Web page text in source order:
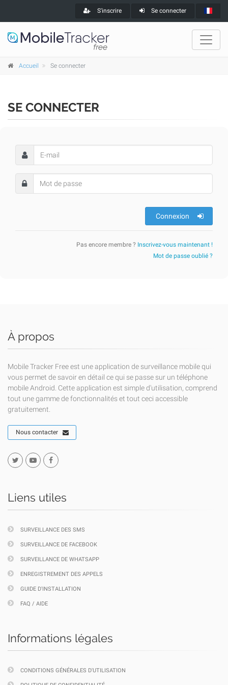
S'inscrire Se connecter
Accueil Se connecter
SE CONNECTER
Connexion
Pas encore membre ? Inscrivez-vous maintenant !
Mot de passe oublié ?
À propos
Mobile Tracker Free est une application de surveillance mobile qui
vous permet de savoir en détail ce qui se passe sur un téléphone
mobile Android. Cette application est simple d'utilisation, comprend
tout une gamme de fonctionnalités et tout ceci accessible
gratuitement.
Nous contacter
Liens utiles
SURVEILLANCE DES SMS
SURVEILLANCE DE FACEBOOK
SURVEILLANCE DE WHATSAPP
ENREGISTREMENT DES APPELS
GUIDE D'INSTALLATION
FAQ / AIDE
Informations légales
CONDITIONS GÉNÉRALES D'UTILISATION